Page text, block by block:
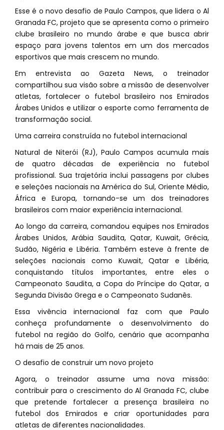
Esse é o novo desafio de Paulo Campos, que lidera o Al
Granada FC, projeto que se apresenta como o primeiro
clube brasileiro no mundo árabe e que busca abrir
espaço para jovens talentos em um dos mercados
esportivos que mais crescem no mundo.
Em entrevista ao Gazeta News, o treinador
compartilhou sua visão sobre a missão de desenvolver
atletas, fortalecer o futebol brasileiro nos Emirados
Árabes Unidos e utilizar o esporte como ferramenta de
transformação social.
Uma carreira construída no futebol internacional
Natural de Niterói (RJ), Paulo Campos acumula mais
de quatro décadas de experiência no futebol
profissional. Sua trajetória inclui passagens por clubes
e seleções nacionais na América do Sul, Oriente Médio,
África e Europa, tornando-se um dos treinadores
brasileiros com maior experiência internacional.
Ao longo da carreira, comandou equipes nos Emirados
Árabes Unidos, Arábia Saudita, Qatar, Kuwait, Grécia,
Sudão, Nigéria e Libéria. Também esteve à frente de
seleções nacionais como Kuwait, Qatar e Libéria,
conquistando títulos importantes, entre eles o
Campeonato Saudita, a Copa do Príncipe do Qatar, a
Segunda Divisão Grega e o Campeonato Sudanês.
Essa vivência internacional faz com que Paulo
conheça profundamente o desenvolvimento do
futebol na região do Golfo, cenário que acompanha
há mais de 25 anos.
O desafio de construir um novo projeto
Agora, o treinador assume uma nova missão:
contribuir para o crescimento do Al Granada FC, clube
que pretende fortalecer a presença brasileira no
futebol dos Emirados e criar oportunidades para
atletas de diferentes nacionalidades.